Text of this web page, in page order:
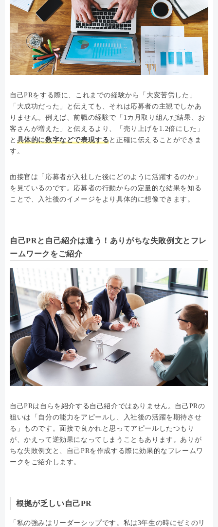
自己PRをする際に、これまでの経験から「大変苦労した」
「大成功だった」と伝えても、それは応募者の主観でしかあ
りません。例えば、前職の経験で「1カ月取り組んだ結果、お
客さんが増えた」と伝えるより、「売り上げを1.2倍にした」
と 具体的に数字などで表現すると正確に伝えることができま
す。
面接官は「応募者が入社した後にどのように活躍するのか」
を見ているのです。応募者の行動からの定量的な結果を知る
ことで、入社後のイメージをより具体的に想像できます。
自己PRと自己紹介は違う！ありがちな失敗例文とフレ
ームワークをご紹介
自己PRは自らを紹介する自己紹介ではありません。自己PRの
狙いは「自分の能力をアピールし、入社後の活躍を期待させ
る」ものです。面接で良かれと思ってアピールしたつもり
が、かえって逆効果になってしまうこともあります。ありが
ちな失敗例文と、自己PRを作成する際に効果的なフレームワ
ークをご紹介します。
根拠が乏しい自己PR
「私の強みはリーダーシップです。私は3年生の時にゼミのリ